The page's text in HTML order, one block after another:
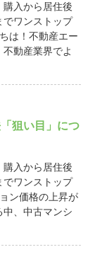
購入から居住後
でワンストップ
は！不動産エー
動産業界でよ
狙い目」につ
購入から居住後
でワンストップ
ン価格の上昇が
、中古マンシ